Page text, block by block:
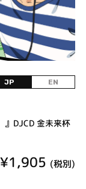
JP EN
』DJCD 金未来杯
¥1,905 (税別)